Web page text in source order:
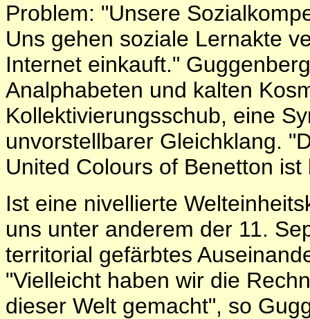
Problem: "Unsere
Uns gehen soziale Lernakte
Internet einkauft."
Analphabeten und kalten
Kollektivierungsschub, eine
unvorstellbarer Gleichklang.
United Colours of Benetton
Ist eine nivellierte
uns unter anderem der 11.
territorial gefärbtes
"Vielleicht haben wir die
dieser Welt gemacht", so